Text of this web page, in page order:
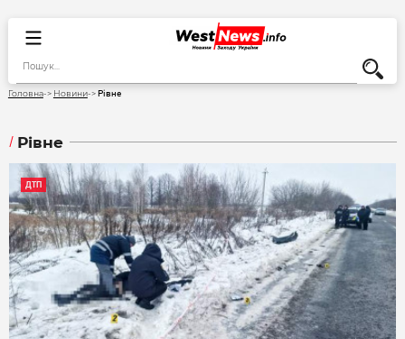
Головна Новини Рівне
Рівне
ДТП